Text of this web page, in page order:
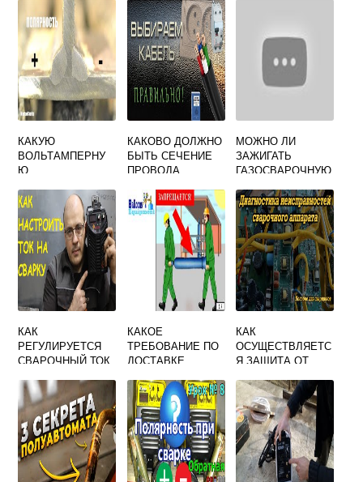
КАКУЮ
ВОЛЬТАМПЕРНУ
Ю
ДОЛЖЕН ИМЕТЬ
ИСТОЧНИК
ПИТАНИЯ ДЛЯ
РУЧНОЙ ДУГОВОЙ
СВАРКИ
КАКОВО ДОЛЖНО
БЫТЬ СЕЧЕНИЕ
ПРОВОДА
СОЕДИНЯЮТ
ЭЛЕКТРОДЕРЖАТ
ЕЛЬ СО
СВАРОЧНОЙ
ЦЕПЬЮ ПРИ
РУЧНОЙ
МОЖНО ЛИ
ЗАЖИГАТЬ
ГАЗОСВАРОЧНУЮ
ОЗП
КАК
РЕГУЛИРУЕТСЯ
СВАРОЧНЫЙ ТОК
ЛЯ
КАКОЕ
ТРЕБОВАНИЕ ПО
ДОСТАВКЕ
ГАЗАМИ К МЕСТУ
СВАРОЧНЫХ
РАБОТ УКАЗАНО
ВЕРНО
КАК
ОСУЩЕСТВЛЯЕТС
Я ЗАЩИТА ОТ
СВАРОЧНЫХ
АППАРАТАХ